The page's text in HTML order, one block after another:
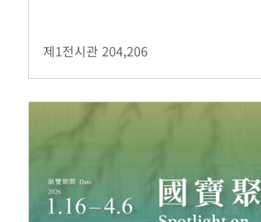
제1전시관 204,206